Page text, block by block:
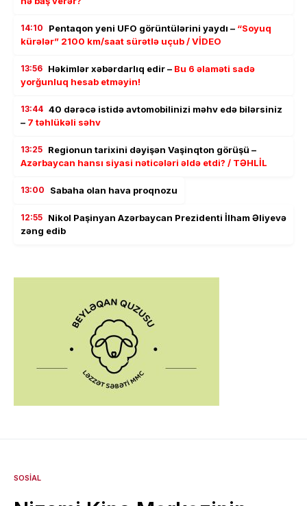
14:10 Pentaqon yeni UFO görüntülərini yaydı – “Soyuq
kürələr” 2100 km/saat sürətlə uçub / VİDEO
13:56 Həkimlər xəbərdarlıq edir – Bu 6 əlaməti sadə
yorğunluq hesab etməyin!
13:44 40 dərəcə istidə avtomobilinizi məhv edə bilərsiniz
– 7 təhlükəli səhv
13:25 Regionun tarixini dəyişən Vaşinqton görüşü –
Azərbaycan hansı siyasi nəticələri əldə etdi? / TƏHLİL
13:00 Sabaha olan hava proqnozu
12:55 Nikol Paşinyan Azərbaycan Prezidenti İlham Əliyevə
zəng edib
SOSIAL